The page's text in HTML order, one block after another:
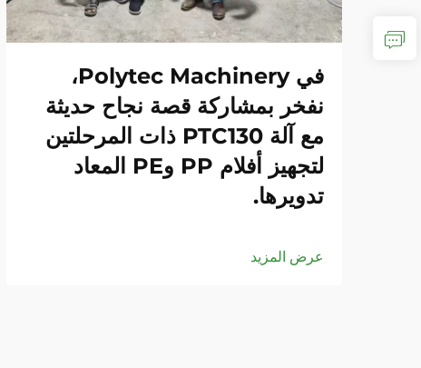
في Polytec Machinery،
نفخر بمشاركة قصة نجاح حديثة
مع آلة PTC130 ذات المرحلتين
لتجهيز أفلام PP وPE المعاد
تدويرها.
عرض المزيد